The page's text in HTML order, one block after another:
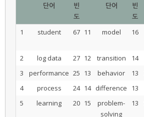
단어
빈
도
단어
빈
도
1
student 67 11 model 16
2 log data 27 12 transition 14
3
performance 25 13 behavior 13
4
process 24 14 difference 13
5
learning 20 15
problem-
solving
13